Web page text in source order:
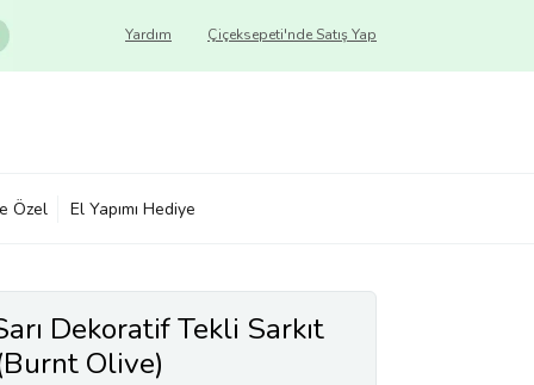
Çiçeksepeti'nde Satış Yap
Yardım
Özel El Yapımı Hediye
Dekoratif Tekli Sarkıt
Olive)